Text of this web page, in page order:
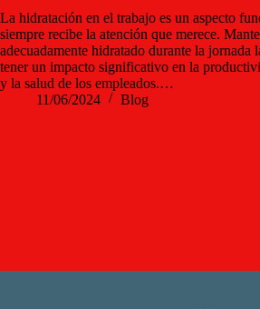
La hidratación en el trabajo es un aspecto
siempre recibe la atención que merece.
adecuadamente hidratado durante la jornada
tener un impacto significativo en la
y la salud de los empleados.…
11/06/2024
Blog